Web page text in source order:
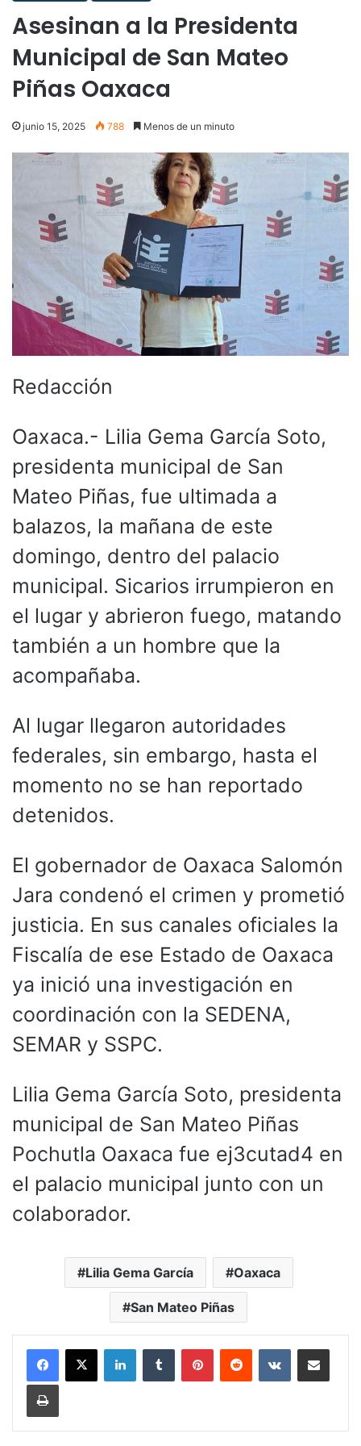
Asesinan a la Presidenta
Municipal de San Mateo
Piñas Oaxaca
junio 15, 2025 788 Menos de un minuto
Redacción
Oaxaca.- Lilia Gema García Soto,
presidenta municipal de San
Mateo Piñas, fue ultimada a
balazos, la mañana de este
domingo, dentro del palacio
municipal. Sicarios irrumpieron en
el lugar y abrieron fuego, matando
también a un hombre que la
acompañaba.
Al lugar llegaron autoridades
federales, sin embargo, hasta el
momento no se han reportado
detenidos.
El gobernador de Oaxaca Salomón
Jara condenó el crimen y prometió
justicia. En sus canales oficiales la
Fiscalía de ese Estado de Oaxaca
ya inició una investigación en
coordinación con la SEDENA,
SEMAR y SSPC.
Lilia Gema García Soto, presidenta
municipal de San Mateo Piñas
Pochutla Oaxaca fue ej3cutad4 en
el palacio municipal junto con un
colaborador.
Lilia Gema García Oaxaca
San Mateo Piñas
LinkedInTumblr PinterestReddit VKontakteCompartir por
Imprimir